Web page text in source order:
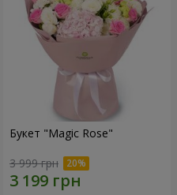
Букет "Magic Rose"
3 999 грн